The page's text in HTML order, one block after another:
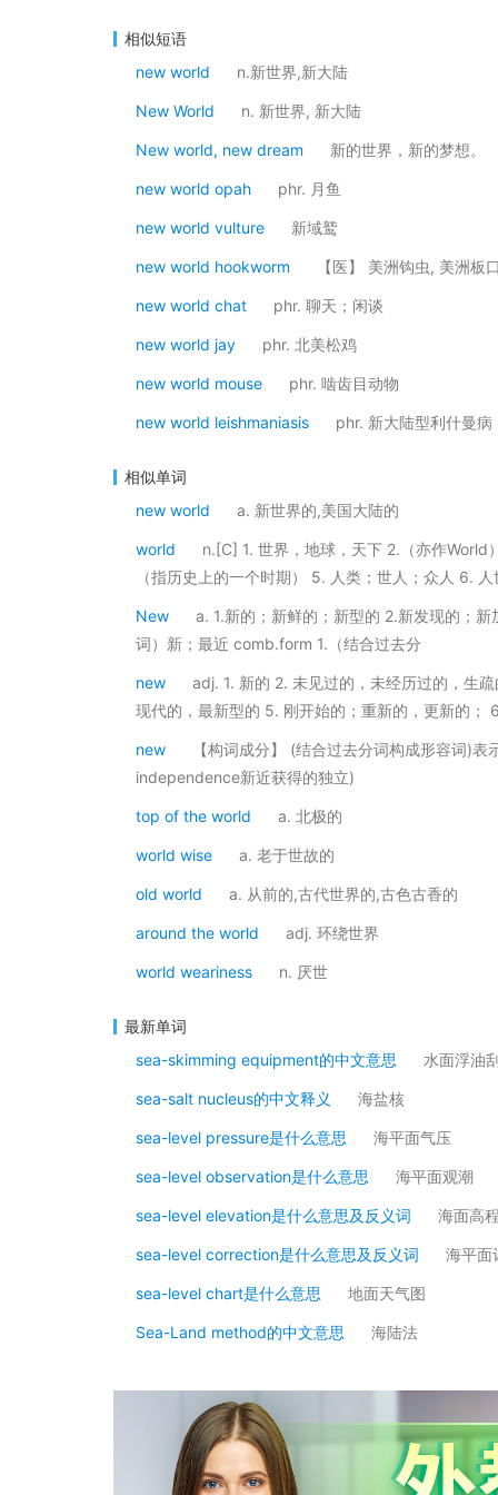
相似短语
new world
n.新世界,新大陆
New World n. 新世界, 新大陆
New world, new dream 新的世界，新的梦想。
new world opah phr. 月鱼
new world vulture 新域鹫
new world hookworm 【医】 美洲钩虫, 美洲板
new world chat phr. 聊天；闲谈
new world jay phr. 北美松鸡
new world mouse phr. 啮齿目动物
new world leishmaniasis phr. 新大陆型利什曼病
相似单词
new world
a. 新世界的,美国大陆的
world
n.[C] 1. 世界，地球，天下 2.（亦作
（指历史上的一个时期） 5. 人类；世人；众人 6.
New
a. 1.新的；新鲜的；新型的 2.新发现的；
词）新；最近 comb.form 1.（结合过去分
new
adj. 1. 新的 2. 未见过的，未经历过的，生
现代的，最新型的 5. 刚开始的；重新的，更新的；
new
【构词成分】 (结合过去分词构成形容词)
independence新近获得的独立)
top of the world a. 北极的
world wise a. 老于世故的
old world a. 从前的,古代世界的,古色古香的
around the world adj. 环绕世界
world weariness n. 厌世
最新单词
sea-skimming equipment的中文意思
水面浮油
sea-salt nucleus的中文释义 海盐核
sea-level pressure是什么意思 海平面气压
sea-level observation是什么意思 海平面观潮
sea-level elevation是什么意思及反义词 海面高
sea-level correction是什么意思及反义词 海平面
sea-level chart是什么意思 地面天气图
Sea-Land method的中文意思 海陆法